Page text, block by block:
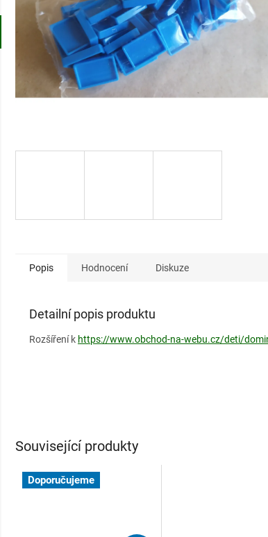
Popis Hodnocení Diskuze
Detailní popis produktu
Rozšíření k https://www.obchod-na-webu.cz/deti/
Související produkty
Doporučujeme